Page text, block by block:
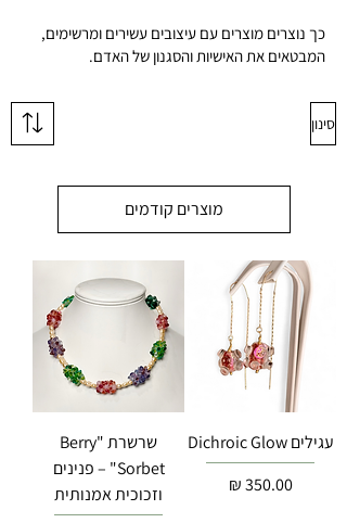
כך נוצרים מוצרים עם עיצובים עשירים ומרשימים,
המבטאים את האישיות והסגנון של האדם.
סינון
מוצרים קודמים
עגילים Dichroic Glow
מחיר‏350.00 ‏₪
שרשרת "Berry
Sorbet" – פנינים
וזכוכית אמנותית